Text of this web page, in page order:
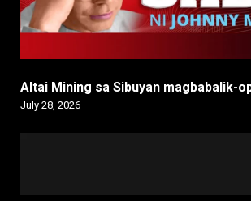
Altai Mining sa Sibuyan magbabalik-
July 28, 2026